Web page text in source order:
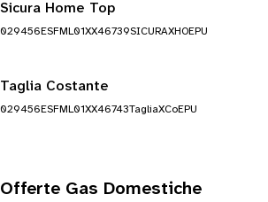
Sicura Home Top
029456ESFML01XX46739SICURAXHOEPU
Taglia Costante
029456ESFML01XX46743TagliaXCoEPU
Offerte Gas Domestiche